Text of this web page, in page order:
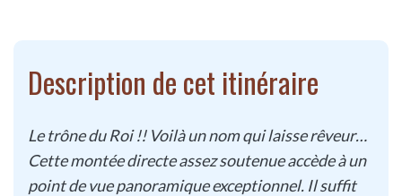
Description de cet itinéraire
Le trône du Roi !! Voilà un nom qui laisse rêveur…
Cette montée directe assez soutenue accède à un
point de vue panoramique exceptionnel. Il suffit